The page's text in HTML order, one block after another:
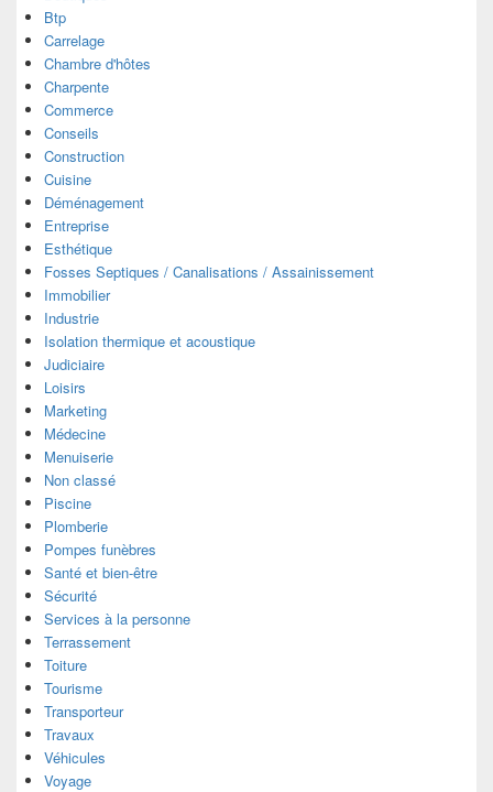
Btp
Carrelage
Chambre d'hôtes
Charpente
Commerce
Conseils
Construction
Cuisine
Déménagement
Entreprise
Esthétique
Fosses Septiques / Canalisations / Assainissement
Immobilier
Industrie
Isolation thermique et acoustique
Judiciaire
Loisirs
Marketing
Médecine
Menuiserie
Non classé
Piscine
Plomberie
Pompes funèbres
Santé et bien-être
Sécurité
Services à la personne
Terrassement
Toiture
Tourisme
Transporteur
Travaux
Véhicules
Voyage